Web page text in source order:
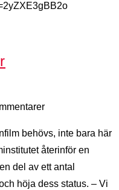
behövs, inte bara här
återinför en
del av ett antal
höja dess status. – Vi